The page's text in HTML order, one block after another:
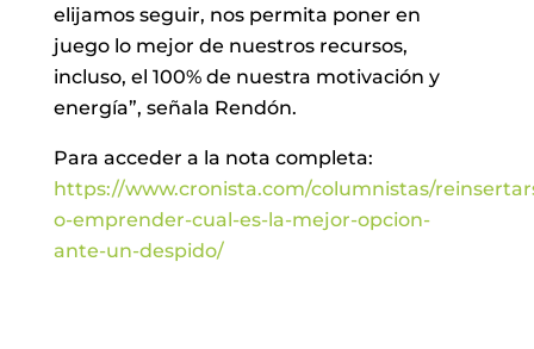
elijamos seguir, nos permita poner en
juego lo mejor de nuestros recursos,
incluso, el 100% de nuestra motivación y
energía”, señala Rendón.
Para acceder a la nota completa:
https://www.cronista.com/columnistas/
o-emprender-cual-es-la-mejor-opcion-
ante-un-despido/